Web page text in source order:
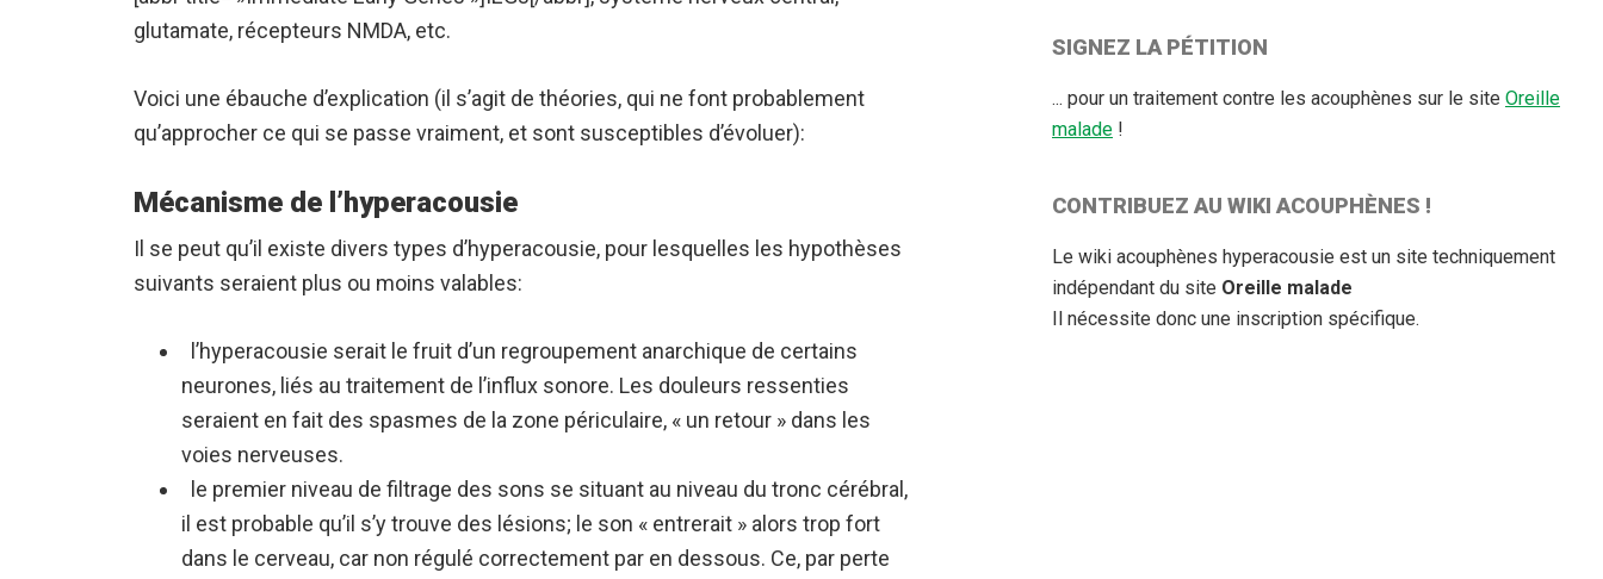
glutamate, récepteurs NMDA, etc.
Voici une ébauche d’explication (il s’agit de théories, qui ne font probablement
qu’approcher ce qui se passe vraiment, et sont susceptibles d’évoluer):
Mécanisme de l’hyperacousie
Il se peut qu’il existe divers types d’hyperacousie, pour lesquelles les hypothèses
suivants seraient plus ou moins valables:
l’hyperacousie serait le fruit d’un regroupement anarchique de certains
neurones, liés au traitement de l’influx sonore. Les douleurs ressenties
seraient en fait des spasmes de la zone périculaire, « un retour » dans les
voies nerveuses.
le premier niveau de filtrage des sons se situant au niveau du tronc cérébral,
il est probable qu’il s’y trouve des lésions; le son « entrerait » alors trop fort
dans le cerveau, car non régulé correctement par en dessous. Ce, par perte
SIGNEZ LA PÉTITION
... pour un traitement contre les acouphènes sur le site Oreille
malade !
CONTRIBUEZ AU WIKI ACOUPHÈNES !
Le wiki acouphènes hyperacousie est un site techniquement
indépendant du site Oreille malade
Il nécessite donc une inscription spécifique.